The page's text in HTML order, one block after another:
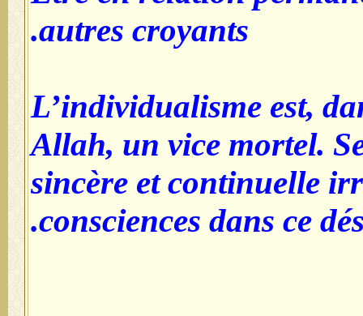
autres croyants.
L’individualisme est,
Allah, un vice mortel.
sincère et continuelle
consciences dans ce